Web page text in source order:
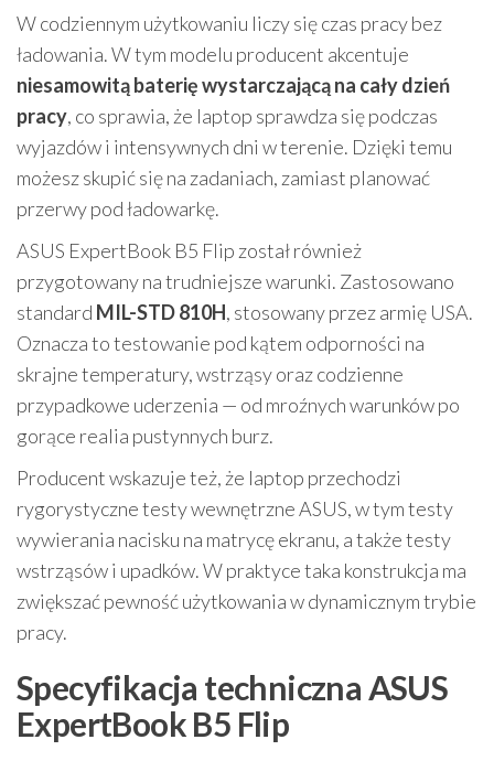
W codziennym użytkowaniu liczy się czas pracy bez
ładowania. W tym modelu producent akcentuje
niesamowitą baterię wystarczającą na cały dzień
pracy, co sprawia, że laptop sprawdza się podczas
wyjazdów i intensywnych dni w terenie. Dzięki temu
możesz skupić się na zadaniach, zamiast planować
przerwy pod ładowarkę.
ASUS ExpertBook B5 Flip został również
przygotowany na trudniejsze warunki. Zastosowano
standard MIL-STD 810H, stosowany przez armię USA.
Oznacza to testowanie pod kątem odporności na
skrajne temperatury, wstrząsy oraz codzienne
przypadkowe uderzenia — od mroźnych warunków po
gorące realia pustynnych burz.
Producent wskazuje też, że laptop przechodzi
rygorystyczne testy wewnętrzne ASUS, w tym testy
wywierania nacisku na matrycę ekranu, a także testy
wstrząsów i upadków. W praktyce taka konstrukcja ma
zwiększać pewność użytkowania w dynamicznym trybie
pracy.
Specyfikacja techniczna ASUS
ExpertBook B5 Flip